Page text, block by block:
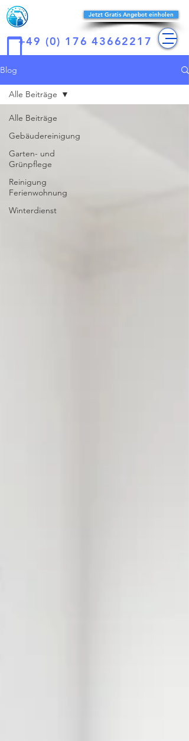
+49 (0) 176 43662217
Jetzt Gratis Angebot einholen
Blog
Alle Beiträge
Gebäudereinigung
Garten- und
Grünpflege
Reinigung
Ferienwohnung
Winterdienst
Alle Beiträge